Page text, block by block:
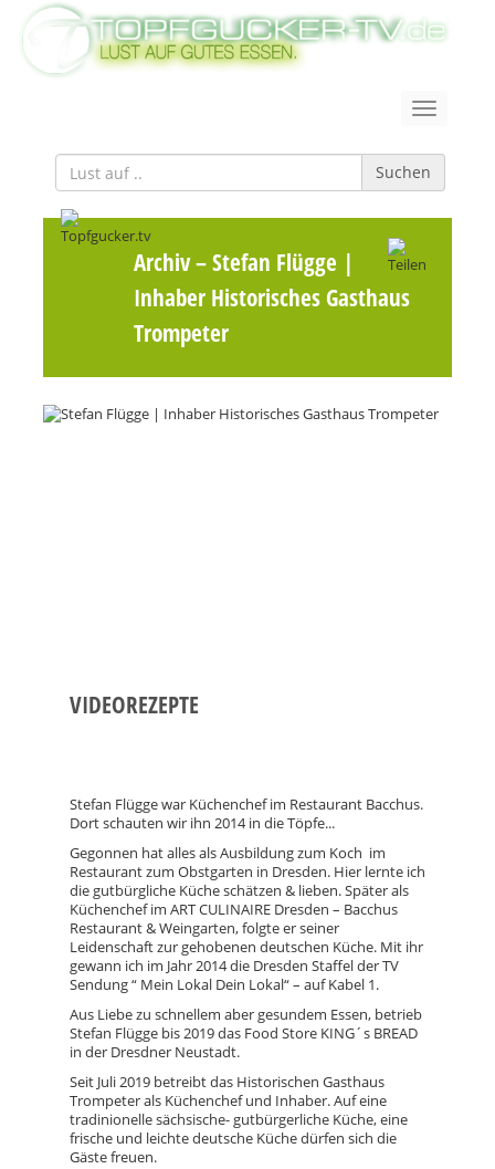
Suchen
Archiv– Stefan Flügge |
Inhaber Historisches Gasthaus
Trompeter
VIDEOREZEPTE
Stefan Flügge war Küchenchef im Restaurant Bacchus.
Dort schauten wir ihn 2014 in die Töpfe...
Gegonnen hat alles als Ausbildung zum Koch im
Restaurant zum Obstgarten in Dresden. Hier lernte ich
die gutbürgliche Küche schätzen & lieben. Später als
Küchenchef im ART CULINAIRE Dresden – Bacchus
Restaurant & Weingarten, folgte er seiner
Leidenschaft zur gehobenen deutschen Küche. Mit ihr
gewann ich im Jahr 2014 die Dresden Staffel der TV
Sendung “ Mein Lokal Dein Lokal“ – auf Kabel 1.
Aus Liebe zu schnellem aber gesundem Essen, betrieb
Stefan Flügge bis 2019 das Food Store KING´s BREAD
in der Dresdner Neustadt.
Seit Juli 2019 betreibt das Historischen Gasthaus
Trompeter als Küchenchef und Inhaber. Auf eine
tradinionelle sächsische- gutbürgerliche Küche, eine
frische und leichte deutsche Küche dürfen sich die
Gäste freuen.